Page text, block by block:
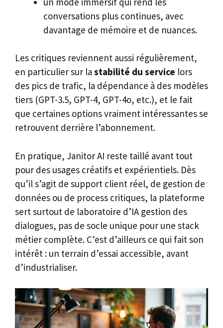
conversations plus continues, avec
davantage de mémoire et de nuances.
Les critiques reviennent aussi régulièrement,
en particulier sur la stabilité du service lors
des pics de trafic, la dépendance à des modèles
tiers (GPT-3.5, GPT-4, GPT-4o, etc.), et le fait
que certaines options vraiment intéressantes se
retrouvent derrière l’abonnement.
En pratique, Janitor AI reste taillé avant tout
pour des usages créatifs et expérientiels. Dès
qu’il s’agit de support client réel, de gestion de
données ou de process critiques, la plateforme
sert surtout de laboratoire d’IA gestion des
dialogues, pas de socle unique pour une stack
métier complète. C’est d’ailleurs ce qui fait son
intérêt : un terrain d’essai accessible, avant
d’industrialiser.